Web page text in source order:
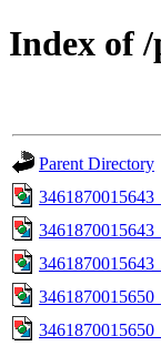
Index of
Parent Directory